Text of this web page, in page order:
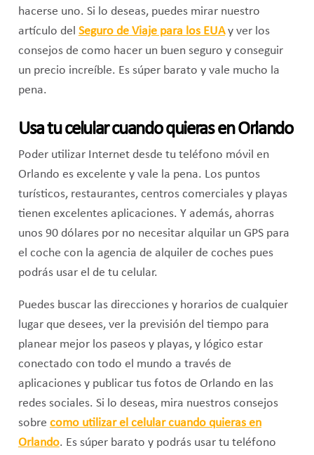
hacerse uno. Si lo deseas, puedes mirar nuestro
artículo del Seguro de Viaje para los EUAy ver los
consejos de como hacer un buen seguro y conseguir
un precio increíble. Es súper barato y vale mucho la
pena.
Usa tu celular cuando quieras en Orlando
Poder utilizar Internet desde tu teléfono móvil en
Orlando es excelente y vale la pena. Los puntos
turísticos, restaurantes, centros comerciales y playas
tienen excelentes aplicaciones. Y además, ahorras
unos 90 dólares por no necesitar alquilar un GPS para
el coche con la agencia de alquiler de coches pues
podrás usar el de tu celular.
Puedes buscar las direcciones y horarios de cualquier
lugar que desees, ver la previsión del tiempo para
planear mejor los paseos y playas, y lógico estar
conectado con todo el mundo a través de
aplicaciones y publicar tus fotos de Orlando en las
redes sociales. Si lo deseas, mira nuestros consejos
sobre como utilizar el celular cuando quieras en
Orlando. Es súper barato y podrás usar tu teléfono